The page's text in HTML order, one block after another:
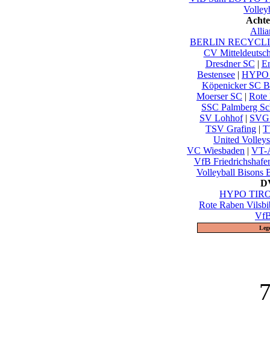
BERLIN
CV
Dresdner SC |
Bestensee | HYPO
Köpenicker SC
Moerser SC | Rote
SSC Palmberg
SV Lohhof|
TSV Grafing |
United
VC Wiesbaden | VT-
VfB
Volleyball Bisons
HYPO
Rote Raben